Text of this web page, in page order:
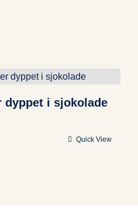
dyppet i sjokolade
Quick View